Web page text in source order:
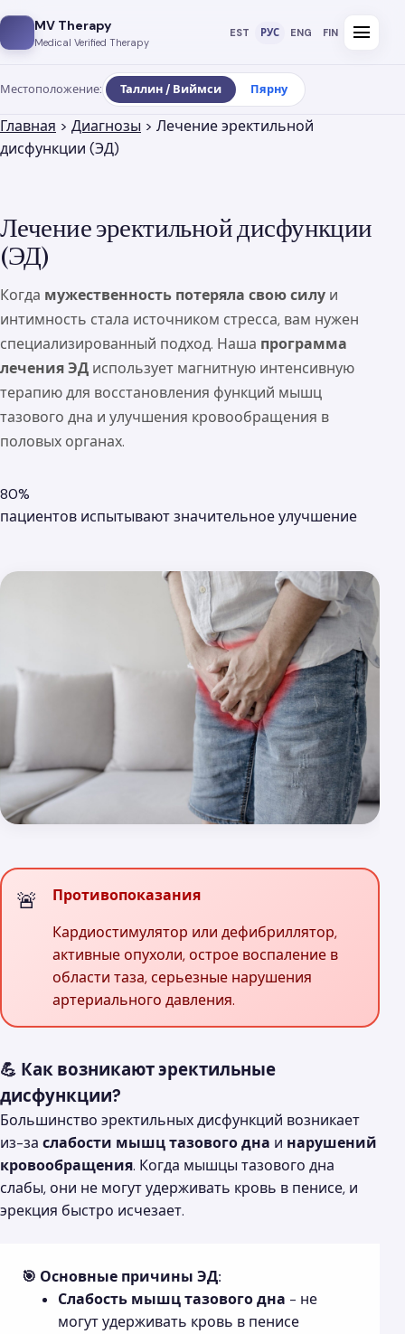
MV Therapy
Medical Verified Therapy
EST РУС ENG FIN menu
Местоположение: Таллин / Виймси Пярну
Главная > Диагнозы > Лечение эректильной
дисфункции (ЭД)
Лечение эректильной дисфункции
(ЭД)
Когда мужественность потеряла свою силу и
интимность стала источником стресса, вам нужен
специализированный подход. Наша программа
лечения ЭД использует магнитную интенсивную
терапию для восстановления функций мышц
тазового дна и улучшения кровообращения в
половых органах.
80%
пациентов испытывают значительное улучшение
Противопоказания
Кардиостимулятор или дефибриллятор,
активные опухоли, острое воспаление в
области таза, серьезные нарушения
артериального давления.
💪 Как возникают эректильные
дисфункции?
Большинство эректильных дисфункций возникает
из-за слабости мышц тазового дна и нарушений
кровообращения. Когда мышцы тазового дна
слабы, они не могут удерживать кровь в пенисе, и
эрекция быстро исчезает.
🎯 Основные причины ЭД:
Слабость мышц тазового дна - не
могут удерживать кровь в пенисе